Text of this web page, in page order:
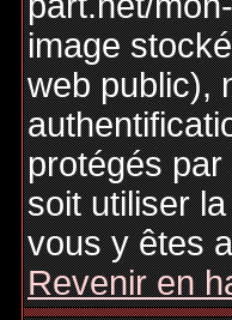
image
web public),
protégés
soit utiliser
vous y êtes
Revenir en